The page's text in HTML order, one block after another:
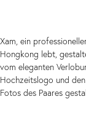
Xam, ein
Hongkong lebt,
vom eleganten
Hochzeitslogo und
Fotos des Paares